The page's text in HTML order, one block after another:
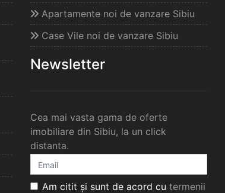
Apartamente noi de vanzare Sibiu
Case Vile noi de vanzare Sibiu
Newsletter
Cea mai vasta gama de oferte
imobiliare din Sibiu, la un click
distanta.
Am citit și sunt de acord cu termenii